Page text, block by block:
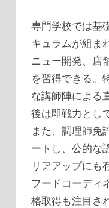
専門学校では基
キュラムが組ま
ニュー開発、店
を習得できる。
な講師陣による
後は即戦力とし
また、調理師免
ートし、公的な
リアアップにも
フードコーディ
格取得も注目さ